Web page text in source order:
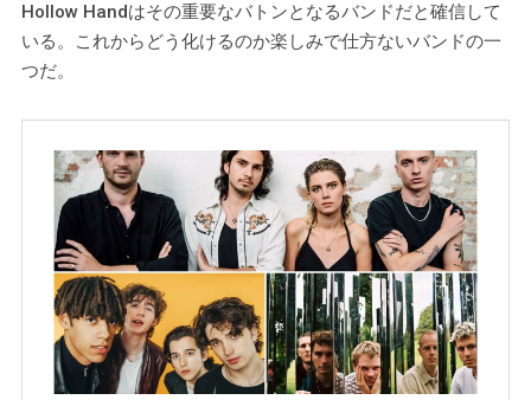
Hollow Handはその重要なバトンとなるバンドだと確信して
いる。これからどう化けるのか楽しみで仕方ないバンドの一
つだ。